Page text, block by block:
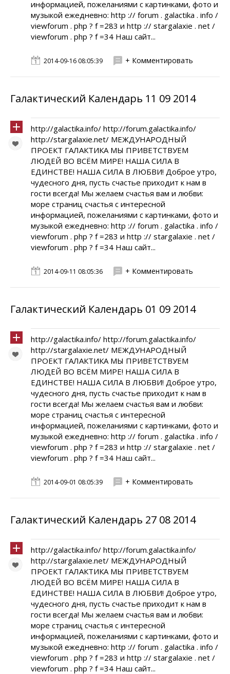
информацией, пожеланиями с картинками, фото и
музыкой ежедневно: http :// forum . galactika . info /
viewforum . php ? f =283 и http :// stargalaxie . net /
viewforum . php ? f =34 Наш сайт...
2014-09-16 08:05:39 + Комментировать
Галактический Календарь 11 09 2014
http://galactika.info/ http://forum.galactika.info/
http://stargalaxie.net/ МЕЖДУНАРОДНЫЙ
ПРОЕКТ ГАЛАКТИКА МЫ ПРИВЕТСТВУЕМ
ЛЮДЕЙ ВО ВСЁМ МИРЕ! НАША СИЛА В
ЕДИНСТВЕ! НАША СИЛА В ЛЮБВИ! Доброе утро,
чудесного дня, пусть счастье приходит к нам в
гости всегда! Мы желаем счастья вам и любви:
море страниц счастья с интересной
информацией, пожеланиями с картинками, фото и
музыкой ежедневно: http :// forum . galactika . info /
viewforum . php ? f =283 и http :// stargalaxie . net /
viewforum . php ? f =34 Наш сайт...
2014-09-11 08:05:36 + Комментировать
Галактический Календарь 01 09 2014
http://galactika.info/ http://forum.galactika.info/
http://stargalaxie.net/ МЕЖДУНАРОДНЫЙ
ПРОЕКТ ГАЛАКТИКА МЫ ПРИВЕТСТВУЕМ
ЛЮДЕЙ ВО ВСЁМ МИРЕ! НАША СИЛА В
ЕДИНСТВЕ! НАША СИЛА В ЛЮБВИ! Доброе утро,
чудесного дня, пусть счастье приходит к нам в
гости всегда! Мы желаем счастья вам и любви:
море страниц счастья с интересной
информацией, пожеланиями с картинками, фото и
музыкой ежедневно: http :// forum . galactika . info /
viewforum . php ? f =283 и http :// stargalaxie . net /
viewforum . php ? f =34 Наш сайт...
2014-09-01 08:05:39 + Комментировать
Галактический Календарь 27 08 2014
http://galactika.info/ http://forum.galactika.info/
http://stargalaxie.net/ МЕЖДУНАРОДНЫЙ
ПРОЕКТ ГАЛАКТИКА МЫ ПРИВЕТСТВУЕМ
ЛЮДЕЙ ВО ВСЁМ МИРЕ! НАША СИЛА В
ЕДИНСТВЕ! НАША СИЛА В ЛЮБВИ! Доброе утро,
чудесного дня, пусть счастье приходит к нам в
гости всегда! Мы желаем счастья вам и любви:
море страниц счастья с интересной
информацией, пожеланиями с картинками, фото и
музыкой ежедневно: http :// forum . galactika . info /
viewforum . php ? f =283 и http :// stargalaxie . net /
viewforum . php ? f =34 Наш сайт...